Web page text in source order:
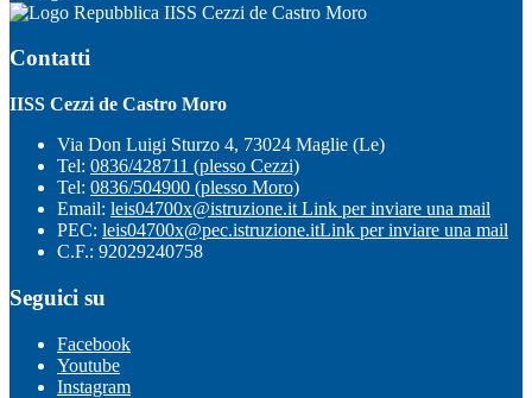
IISS Cezzi de Castro Moro
Contatti
IISS Cezzi de Castro Moro
Via Don Luigi Sturzo 4, 73024 Maglie (Le)
Tel: 0836/428711 (plesso Cezzi)
Tel: 0836/504900 (plesso Moro)
Email: leis04700x@istruzione.it Link per inviare una mail
PEC: leis04700x@pec.istruzione.itLink per inviare una mail
C.F.: 92029240758
Seguici su
Facebook
Youtube
Instagram